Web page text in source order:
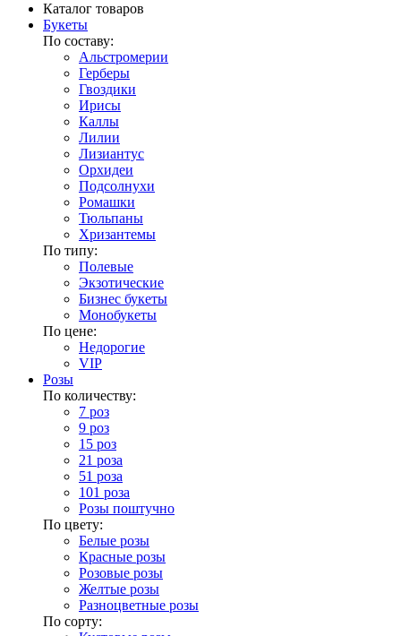
Каталог товаров
Букеты
По составу:
Альстромерии
Герберы
Гвоздики
Ирисы
Каллы
Лилии
Лизиантус
Орхидеи
Подсолнухи
Ромашки
Тюльпаны
Хризантемы
По типу:
Полевые
Экзотические
Бизнес букеты
Монобукеты
По цене:
Недорогие
VIP
Розы
По количеству:
7 роз
9 роз
15 роз
21 роза
51 роза
101 роза
Розы поштучно
По цвету:
Белые розы
Красные розы
Розовые розы
Желтые розы
Разноцветные розы
По сорту: